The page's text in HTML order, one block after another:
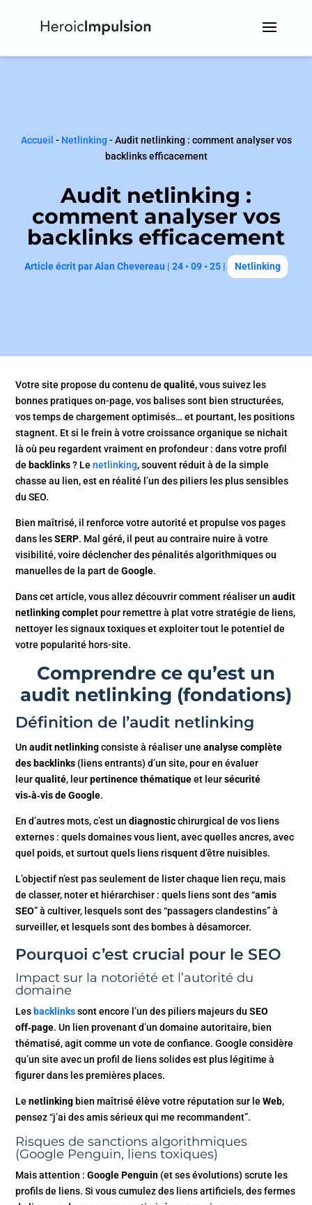
Accueil - Netlinking -Audit netlinking : comment analyser vos
backlinks efficacement
Audit netlinking :
comment analyser vos
backlinks efficacement
Article écrit parAlan Chevereau | 24 • 09 • 25 | Netlinking
Votre site propose du contenu dequalité, vous suivez les
bonnes pratiques on-page, vos balises sont bien structurées,
vos temps de chargement optimisés… et pourtant, les positions
stagnent. Et si le frein à votre croissance organique se nichait
là où peu regardent vraiment en profondeur : dans votre profil
de backlinks? Lenetlinking, souvent réduit à de la simple
chasse au lien, est en réalité l’un des piliers les plus sensibles
du SEO.
Bien maîtrisé, il renforce votre autorité et propulse vos pages
dans lesSERP. Mal géré, il peut au contraire nuire à votre
visibilité, voire déclencher des pénalités algorithmiques ou
manuelles de la part deGoogle.
Dans cet article, vous allez découvrir comment réaliser unaudit
netlinking completpour remettre à plat votre stratégie de liens,
nettoyer les signaux toxiques et exploiter tout le potentiel de
votre popularité hors-site.
Comprendre ce qu’est un
audit netlinking (fondations)
Définition de l’audit netlinking
Unaudit netlinkingconsiste à réaliser uneanalyse complète
des backlinks(liens entrants) d’un site, pour en évaluer
leurqualité, leurpertinence thématiqueet leursécurité
vis‑à‑vis de Google.
En d’autres mots, c’est undiagnosticchirurgical de vos liens
externes : quels domaines vous lient, avec quelles ancres, avec
quel poids, et surtout quels liens risquent d’être nuisibles.
L’objectif n’est pas seulement de lister chaque lien reçu, mais
de classer, noter et hiérarchiser : quels liens sont des “amis
SEO” à cultiver, lesquels sont des “passagers clandestins” à
surveiller, et lesquels sont des bombes à désamorcer.
Pourquoi c’est crucial pour le SEO
Impact sur la notoriété et l’autorité du
domaine
Les backlinkssont encore l’un des piliers majeurs duSEO
off‑page. Un lien provenant d’un domaine autoritaire, bien
thématisé, agit comme un vote de confiance. Google considère
qu’un site avec un profil de liens solides est plus légitime à
figurer dans les premières places.
Lenetlinking bien maîtrisé élève votre réputation sur leWeb,
pensez “j’ai des amis sérieux qui me recommandent”.
Risques de sanctions algorithmiques
(Google Penguin, liens toxiques)
Mais attention :Google Penguin(et ses évolutions) scrute les
profils de liens. Si vous cumulez des liens artificiels, des fermes